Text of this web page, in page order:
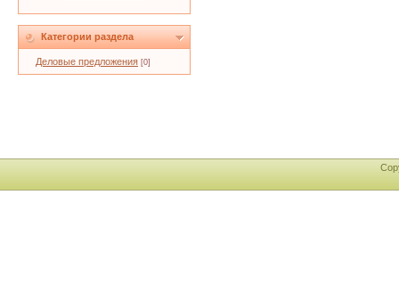
Категории раздела
Деловые предложения [0]